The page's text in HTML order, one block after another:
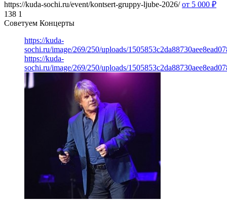
https://kuda-sochi.ru/event/kontsert-gruppy-ljube-2026/ от 5 000 ₽
138 1
Советуем Концерты
https://kuda-
sochi.ru/image/269/250/uploads/
https://kuda-
sochi.ru/image/269/250/uploads/